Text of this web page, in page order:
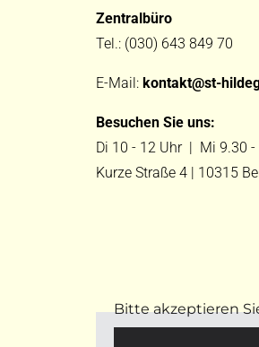
Zentralbüro
Tel.: (030) 643 849 70
E-Mail: kontakt@st-
Besuchen Sie uns:
Di 10 - 12 Uhr | Mi 9.30
Kurze Straße 4 | 10315
Bitte akzeptieren